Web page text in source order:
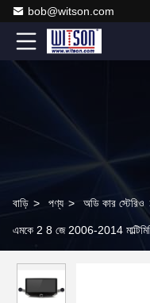
bob@witson.com
বাড়ি > পণ্য > অডি কার স্টেরিও
এমকে 2 8 জে 2006-2014